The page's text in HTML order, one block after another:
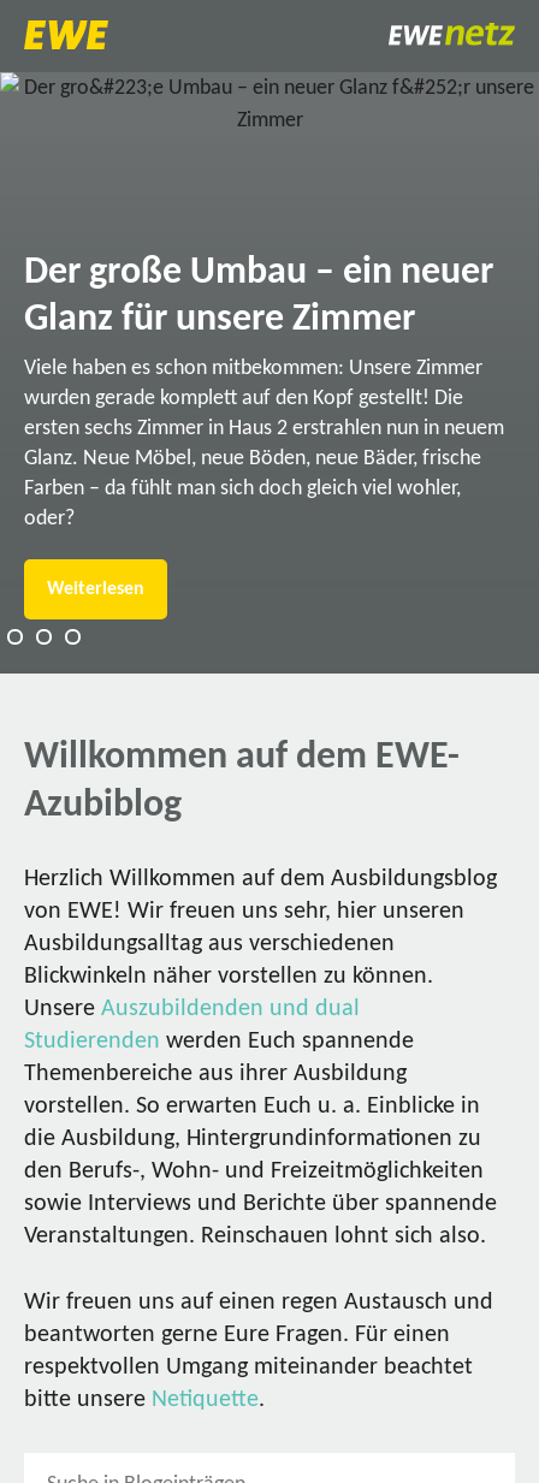
Der große Umbau – ein neuer
Glanz für unsere Zimmer
Viele haben es schon mitbekommen: Unsere Zimmer
wurden gerade komplett auf den Kopf gestellt! Die
ersten sechs Zimmer in Haus 2 erstrahlen nun in neuem
Glanz. Neue Möbel, neue Böden, neue Bäder, frische
Farben – da fühlt man sich doch gleich viel wohler,
oder?
Weiterlesen
Willkommen auf dem EWE-
Azubiblog
Herzlich Willkommen auf dem Ausbildungsblog
von EWE! Wir freuen uns sehr, hier unseren
Ausbildungsalltag aus verschiedenen
Blickwinkeln näher vorstellen zu können.
Unsere Auszubildenden und dual
Studierenden werden Euch spannende
Themenbereiche aus ihrer Ausbildung
vorstellen. So erwarten Euch u. a. Einblicke in
die Ausbildung, Hintergrundinformationen zu
den Berufs-, Wohn- und Freizeitmöglichkeiten
sowie Interviews und Berichte über spannende
Veranstaltungen. Reinschauen lohnt sich also.
Wir freuen uns auf einen regen Austausch und
beantworten gerne Eure Fragen. Für einen
respektvollen Umgang miteinander beachtet
bitte unsere Netiquette.